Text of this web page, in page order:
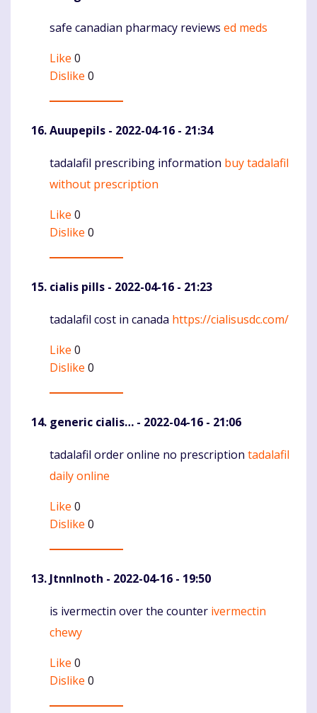
Komentaras
safe canadian pharmacy reviews ed meds
Like 0
Dislike 0
Auupepils - 2022-04-16 - 21:34
Komentaras
tadalafil prescribing information buy tadalafil
without prescription
Like 0
Dislike 0
cialis pills - 2022-04-16 - 21:23
Komentaras
tadalafil cost in canada https://cialisusdc.com/
Like 0
Dislike 0
generic cialis… - 2022-04-16 - 21:06
Komentaras
tadalafil order online no prescription tadalafil
daily online
Like 0
Dislike 0
JtnnInoth - 2022-04-16 - 19:50
Komentaras
is ivermectin over the counter ivermectin
chewy
Like 0
Dislike 0